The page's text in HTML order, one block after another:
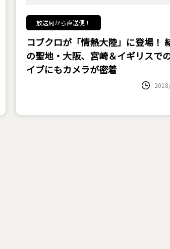
放送局から直送便！
コブクロが「情熱大陸」に登場！
の聖地・大阪、宮崎＆イギリスで
イブにもカメラが密着